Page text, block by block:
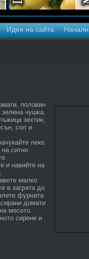
Идея на сайта
половин
зелена чушка,
зехтин,
сол и
леко.
ситно
и навийте на
малко
в загрята до
фурната
домати
месото.
сирене и